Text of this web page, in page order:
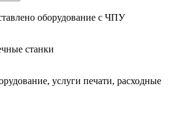
оборудование с ЧПУ
станки
услуги печати, расходные